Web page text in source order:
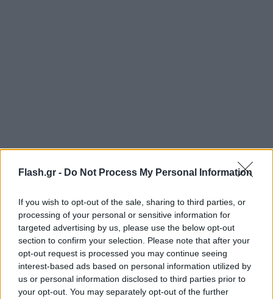
Flash.gr - Do Not Process My Personal Information
If you wish to opt-out of the sale, sharing to third parties, or
processing of your personal or sensitive information for
targeted advertising by us, please use the below opt-out
section to confirm your selection. Please note that after your
opt-out request is processed you may continue seeing
interest-based ads based on personal information utilized by
us or personal information disclosed to third parties prior to
your opt-out. You may separately opt-out of the further